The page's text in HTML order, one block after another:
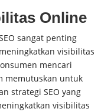
Online
sangat penting
visibilitas
mencari
memutuskan untuk
strategi SEO yang
visibilitas